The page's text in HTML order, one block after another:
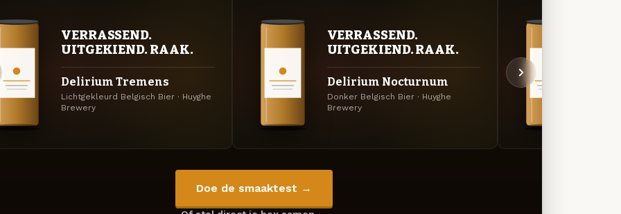
VERRASSEND.
UITGEKIEND. RAAK.
Delirium Tremens
Lichtgekleurd Belgisch Bier · Huyghe
Brewery
VERRASSEND.
UITGEKIEND. RAAK.
Delirium Nocturnum
Donker Belgisch Bier · Huyghe
Brewery
Doe de smaaktest →